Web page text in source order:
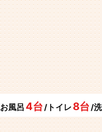
風呂 4台/トイレ 8台/